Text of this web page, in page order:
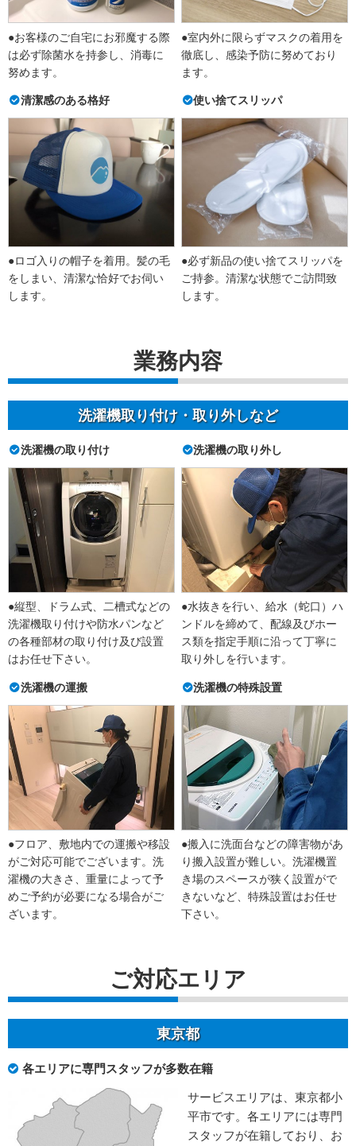
●お客様のご自宅にお邪魔する際
は必ず除菌水を持参し、消毒に
努めます。
●室内外に限らずマスクの着用を
徹底し、感染予防に努めており
ます。
清潔感のある格好
●ロゴ入りの帽子を着用。髪の毛
をしまい、清潔な恰好でお伺い
します。
使い捨てスリッパ
●必ず新品の使い捨てスリッパを
ご持参。清潔な状態でご訪問致
します。
業務内容
洗濯機取り付け・取り外しなど
洗濯機の取り付け
●縦型、ドラム式、二槽式などの
洗濯機取り付けや防水パンなど
の各種部材の取り付け及び設置
はお任せ下さい。
洗濯機の取り外し
●水抜きを行い、給水（蛇口）ハ
ンドルを締めて、配線及びホー
ス類を指定手順に沿って丁寧に
取り外しを行います。
洗濯機の運搬
●フロア、敷地内での運搬や移設
がご対応可能でございます。洗
濯機の大きさ、重量によって予
めご予約が必要になる場合がご
ざいます。
洗濯機の特殊設置
●搬入に洗面台などの障害物があ
り搬入設置が難しい。洗濯機置
き場のスペースが狭く設置がで
きないなど、特殊設置はお任せ
下さい。
ご対応エリア
東京都
各エリアに専門スタッフが多数在籍
サービスエリアは、東京都小
平市です。各エリアには専門
スタッフが在籍しており、お